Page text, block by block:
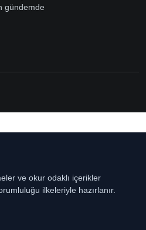
gündemde
ve okur odaklı içerikler
ilkeleriyle hazırlanır.